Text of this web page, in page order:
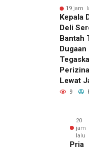
19 jam
Kepala
Deli
Bantah
Lewat
9
20
jam
lalu
Pria